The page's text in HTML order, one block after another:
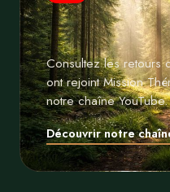
Consultez les retours
ont rejoint Mission
notre chaîne YouTube.
Découvrir notre